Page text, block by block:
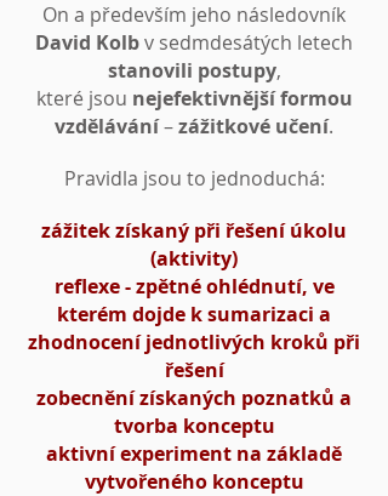
On a především jeho následovník
David Kolbv sedmdesátých letech
stanovili postupy,
které jsou nejefektivnější formou
vzdělávání–zážitkové učení.
Pravidla jsou to jednoduchá:
zážitek získaný při řešení úkolu
(aktivity)
reflexe - zpětné ohlédnutí, ve
kterém dojde k sumarizaci a
zhodnocení jednotlivých kroků při
řešení
zobecnění získaných poznatků a
tvorba konceptu
aktivní experiment na základě
vytvořeného konceptu